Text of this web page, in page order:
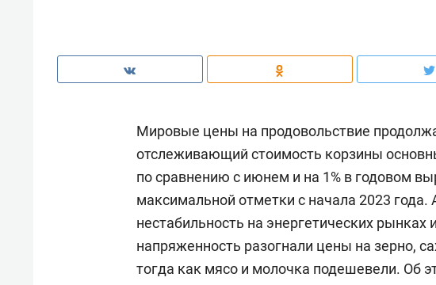
Мировые цены на продовольствие
отслеживающий стоимость корзины
по сравнению с июнем и на 1% в годовом
максимальной отметки с начала 2023
нестабильность на энергетических рынках
напряженность разогнали цены на зерно,
тогда как мясо и молочка подешевели. Об